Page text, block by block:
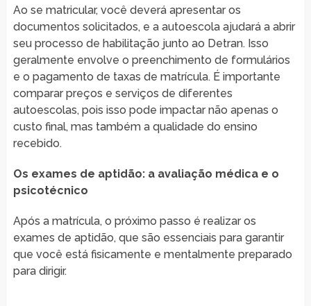
Ao se matricular, você deverá apresentar os
documentos solicitados, e a autoescola ajudará a abrir
seu processo de habilitação junto ao Detran. Isso
geralmente envolve o preenchimento de formulários
e o pagamento de taxas de matrícula. É importante
comparar preços e serviços de diferentes
autoescolas, pois isso pode impactar não apenas o
custo final, mas também a qualidade do ensino
recebido.
Os exames de aptidão: a avaliação médica e o
psicotécnico
Após a matrícula, o próximo passo é realizar os
exames de aptidão, que são essenciais para garantir
que você está fisicamente e mentalmente preparado
para dirigir.